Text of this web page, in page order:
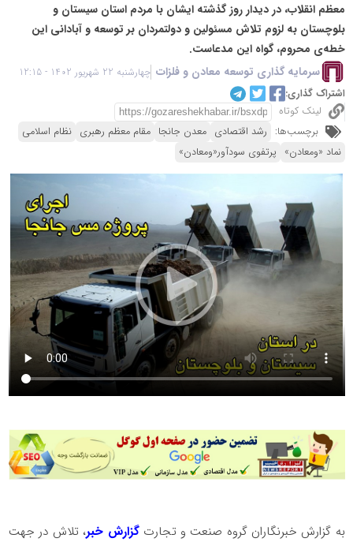
معظم انقلاب، در دیدار روز گذشته ایشان با مردم استان سیستان و
بلوچستان به لزوم تلاش مسئولین و دولتمردان بر توسعه و آبادانی این
خطه‌ی محروم، گواه این مدعاست.
سرمایه گذاری توسعه معادن و فلزات چهارشنبه 22 شهریور 1402 - 12:15
اشتراک گذاری:
لینک کوتاه
برچسب‌ها: رشد اقتصادی معدن جانجا مقام معظم رهبری نظام اسلامی
نماد «ومعادن» پرتفوی سودآور«ومعادن»
به گزارش خبرنگاران گروه صنعت و تجارتگزارش خبر، تلاش در جهت